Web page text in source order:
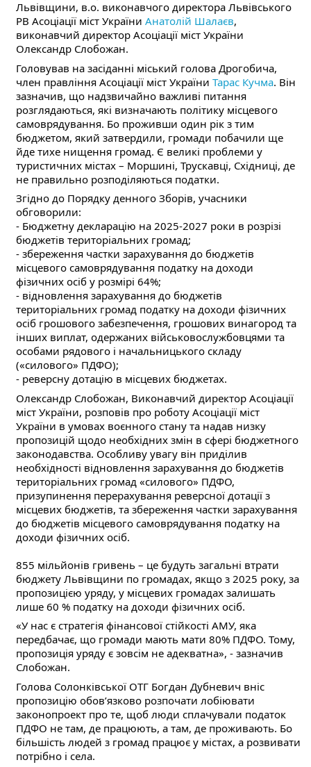
Львівщини, в.о. виконавчого директора Львівського
РВ Асоціації міст України Анатолій Шалаєв,
виконавчий директор Асоціації міст України
Олександр Слобожан.
Головував на засіданні міський голова Дрогобича,
член правління Асоціації міст України Тарас Кучма. Він
зазначив, що надзвичайно важливі питання
розглядаються, які визначають політику місцевого
самоврядування. Бо проживши один рік з тим
бюджетом, який затвердили, громади побачили ще
йде тихе нищення громад. Є великі проблеми у
туристичних містах – Моршині, Трускавці, Східниці, де
не правильно розподіляються податки.
Згідно до Порядку денного Зборів, учасники
обговорили:
- Бюджетну декларацію на 2025-2027 роки в розрізі
бюджетів територіальних громад;
- збереження частки зарахування до бюджетів
місцевого самоврядування податку на доходи
фізичних осіб у розмірі 64%;
- відновлення зарахування до бюджетів
територіальних громад податку на доходи фізичних
осіб грошового забезпечення, грошових винагород та
інших виплат, одержаних військовослужбовцями та
особами рядового і начальницького складу
(«силового» ПДФО);
- реверсну дотацію в місцевих бюджетах.
Олександр Слобожан, Виконавчий директор Асоціації
міст України, розповів про роботу Асоціації міст
України в умовах воєнного стану та надав низку
пропозицій щодо необхідних змін в сфері бюджетного
законодавства. Особливу увагу він приділив
необхідності відновлення зарахування до бюджетів
територіальних громад «силового» ПДФО,
призупинення перерахування реверсної дотації з
місцевих бюджетів, та збереження частки зарахування
до бюджетів місцевого самоврядування податку на
доходи фізичних осіб.
855 мільйонів гривень – це будуть загальні втрати
бюджету Львівщини по громадах, якщо з 2025 року, за
пропозицією уряду, у місцевих громадах залишать
лише 60 % податку на доходи фізичних осіб.
«У нас є стратегія фінансової стійкості АМУ, яка
передбачає, що громади мають мати 80% ПДФО. Тому,
пропозиція уряду є зовсім не адекватна», - зазначив
Слобожан.
Голова Солонківської ОТГ Богдан Дубневич вніс
пропозицію обов’язково розпочати лобіювати
законопроект про те, щоб люди сплачували податок
ПДФО не там, де працюють, а там, де проживають. Бо
більшість людей з громад працює у містах, а розвивати
потрібно і села.